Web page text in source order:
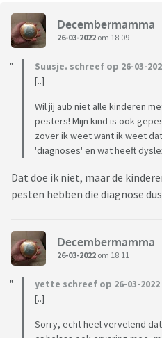
wel iéts te hebben waardoor
aandacht nodig heeft.
Ik denk wel eens: bestaan er
zónder al dat gedoe, die
en toe lastig zijn, de kont
dat meteen een etiketje heeft?
Decembermamma
26-03-2022 om 18:09
Suusje. schreef op 26-03-
[..]
Wil jij aub niet alle kinderen
pesters! Mijn kind is ook
zover ik weet want ik weet
'diagnoses' en wat heeft
Dat doe ik niet, maar de
pesten hebben die diagnose
Decembermamma
26-03-2022 om 18:11
yette schreef op 26-03-2022
[..]
Sorry, echt heel vervelend